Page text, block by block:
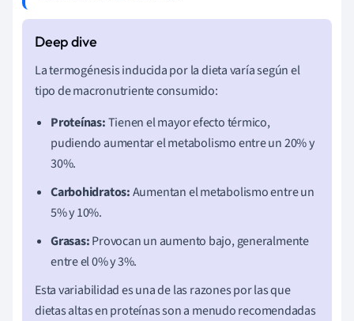
La termogénesis inducida por la dieta varía según el
tipo de macronutriente consumido:
Proteínas:Tienen el mayor efecto térmico,
pudiendo aumentar el metabolismo entre un 20% y
30%.
Carbohidratos:Aumentan el metabolismo entre un
5% y 10%.
Grasas:Provocan un aumento bajo, generalmente
entre el 0% y 3%.
Esta variabilidad es una de las razones por las que
dietas altas en proteínas son a menudo recomendadas